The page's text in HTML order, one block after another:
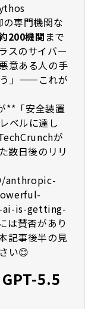
専門機関な
200機関 まで
スのサイバー
意ある人の手
う」——これが
**「安全装置
ベルに達し
が
数日後のリリ
anthropic-
is-getting-
は賛否があり
記事後半の見
い😊
GPT-5.5